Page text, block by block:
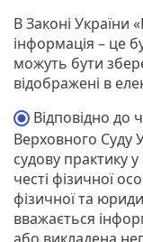
В Законі
інформація – це
можуть бути
відображені в
Відповідно до
Верховного Суду
судову практику у
честі фізичної
фізичної та
вважається
або викладена